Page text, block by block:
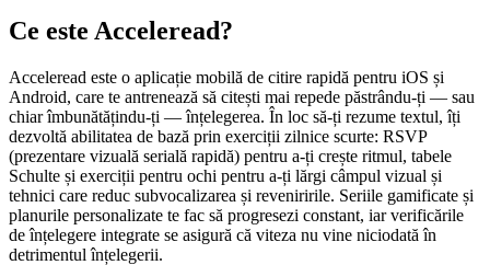
Ce este Acceleread?
Acceleread este o aplicație mobilă de citire rapidă pentru iOS și
Android, care te antrenează să citești mai repede păstrându-ți — sau
chiar îmbunătățindu-ți — înțelegerea. În loc să-ți rezume textul, îți
dezvoltă abilitatea de bază prin exerciții zilnice scurte: RSVP
(prezentare vizuală serială rapidă) pentru a-ți crește ritmul, tabele
Schulte și exerciții pentru ochi pentru a-ți lărgi câmpul vizual și
tehnici care reduc subvocalizarea și reveniririle. Seriile gamificate și
planurile personalizate te fac să progresezi constant, iar verificările
de înțelegere integrate se asigură că viteza nu vine niciodată în
detrimentul înțelegerii.